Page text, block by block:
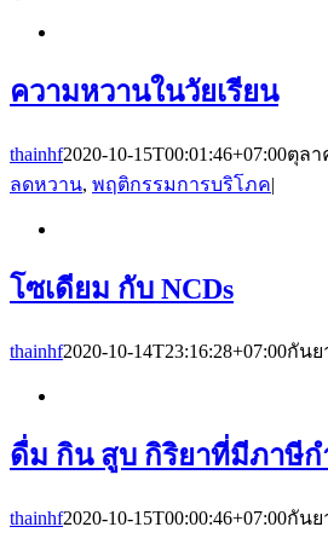
ความหวานในวัยเรียน
thainhf2020-10-15T00:01:46+07:00ตุลา
ลดหวาน, พฤติกรรมการบริโภค|
โซเดียม กับ NCDs
thainhf2020-10-14T23:16:28+07:00กันย
ดื่ม กิน สูบ กิริยาที่มีภาษีก
thainhf2020-10-15T00:00:46+07:00กันย